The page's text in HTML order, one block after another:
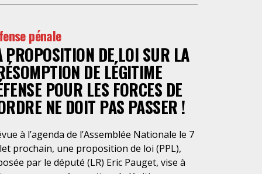
2022 et 2026. Nombres d’avocat.es
le fonctionnement de la CNDA, qui ne
plus les justiciables. Notre Confrère
pas avoir recours à une défense de
dans la conduite de ses défenses.
soulever les irrégularités de
s’insurger contre le défaut
de la défense ! Si l’outrage à magistrat
une infraction, ce délit ne suffit pas à
le placement en garde à vue, mesure de
pénale
PROPOSITION DE LOI SUR LA
DE LÉGITIME
POUR LES FORCES DE
NE DOIT PAS PASSER !
à l’agenda de l’Assemblée Nationale le 7
prochain, une proposition de loi (PPL),
par le député (LR) Eric Pauget, vise à